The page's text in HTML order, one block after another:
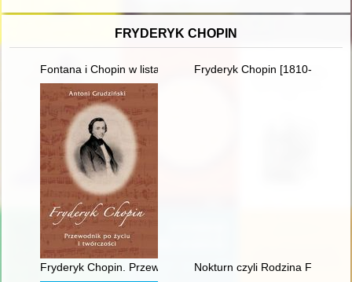
FRYDERYK CHOPIN
Fontana i Chopin w listach Fryderyk Chopin [1810-1849]
Fryderyk Chopin. Przewodnik po życiu i twórczości
Nokturn czyli Rodzina